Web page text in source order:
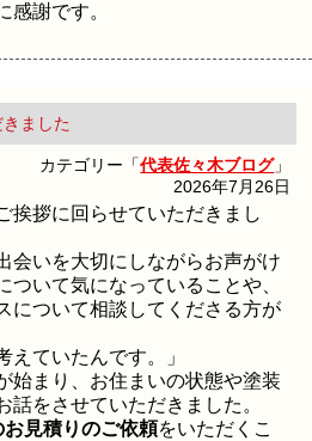
感謝です。
ました
カテゴリー「代表佐々木ブログ」
2026年7月26日
挨拶に回らせていただきまし
会いを大切にしながらお声がけ
ついて気になっていることや、
について相談してくださる方が
えていたんです。」
始まり、お住まいの状態や塗装
話をさせていただきました。
お見積りのご依頼をいただくこ